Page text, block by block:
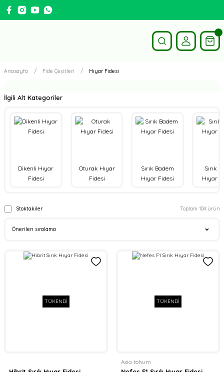
Anasayfa Fide Çeşitleri Hıyar Fidesi
İlgili Alt Kategoriler
Dikenli Hıyar
Fidesi
Oturak Hıyar
Fidesi
Sırık Badem
Hıyar Fidesi
Sırık
Hıyar
Stoktakiler Toplam 104 ürün
TÜKENDİ TÜKENDİ
Axia tohum